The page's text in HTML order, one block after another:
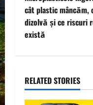
a
v
g
cât plastic mâncăm,
dizolvă și ce riscuri
există
RELATED STORIES